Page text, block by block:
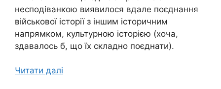
несподіванкою виявилося вдале поєднання
військової історії з іншим історичним
напрямком, культурною історією (хоча,
здавалось б, що їх складно поєднати).
Читати далі